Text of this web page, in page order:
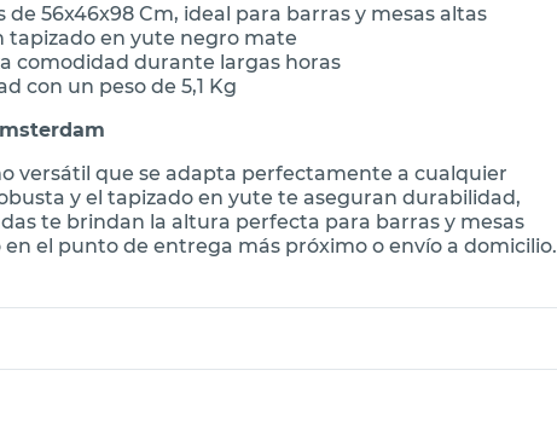
56x46x98 Cm, ideal para barras y mesas altas
tapizado en yute negro mate
comodidad durante largas horas
con un peso de 5,1 Kg
versátil que se adapta perfectamente a cualquier
y el tapizado en yute te aseguran durabilidad,
te brindan la altura perfecta para barras y mesas
el punto de entrega más próximo o envío a domicilio.